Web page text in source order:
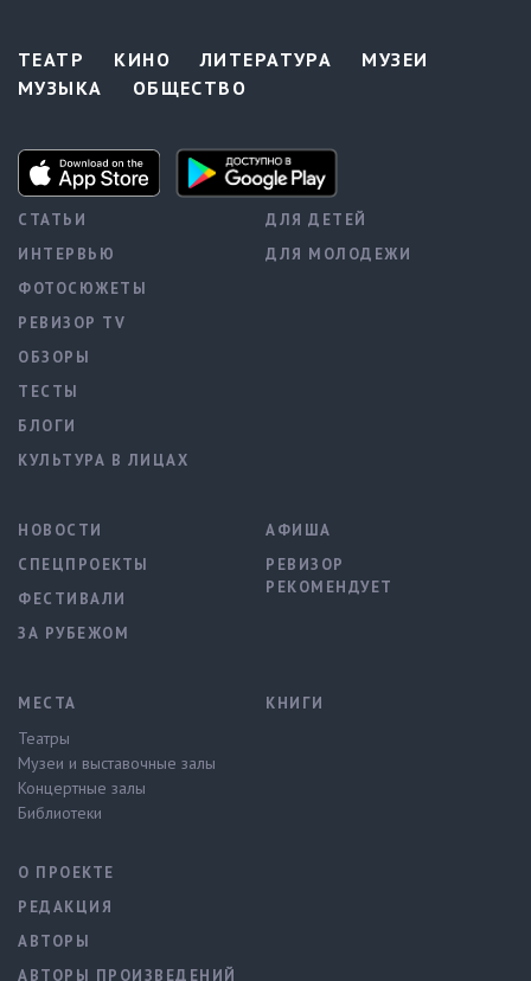
ТЕАТР КИНО ЛИТЕРАТУРА
МУЗЕИ
МУЗЫКА
ОБЩЕСТВО
СТАТЬИ
ИНТЕРВЬЮ
ФОТОСЮЖЕТЫ
РЕВИЗОР TV
ОБЗОРЫ
ТЕСТЫ
БЛОГИ
КУЛЬТУРА В ЛИЦАХ
ДЛЯ ДЕТЕЙ
ДЛЯ МОЛОДЕЖИ
НОВОСТИ
СПЕЦПРОЕКТЫ
ФЕСТИВАЛИ
ЗА РУБЕЖОМ
АФИША
РЕВИЗОР
РЕКОМЕНДУЕТ
МЕСТА
Театры
Музеи и выставочные залы
Концертные залы
Библиотеки
КНИГИ
О ПРОЕКТЕ
РЕДАКЦИЯ
АВТОРЫ
АВТОРЫ ПРОИЗВЕДЕНИЙ